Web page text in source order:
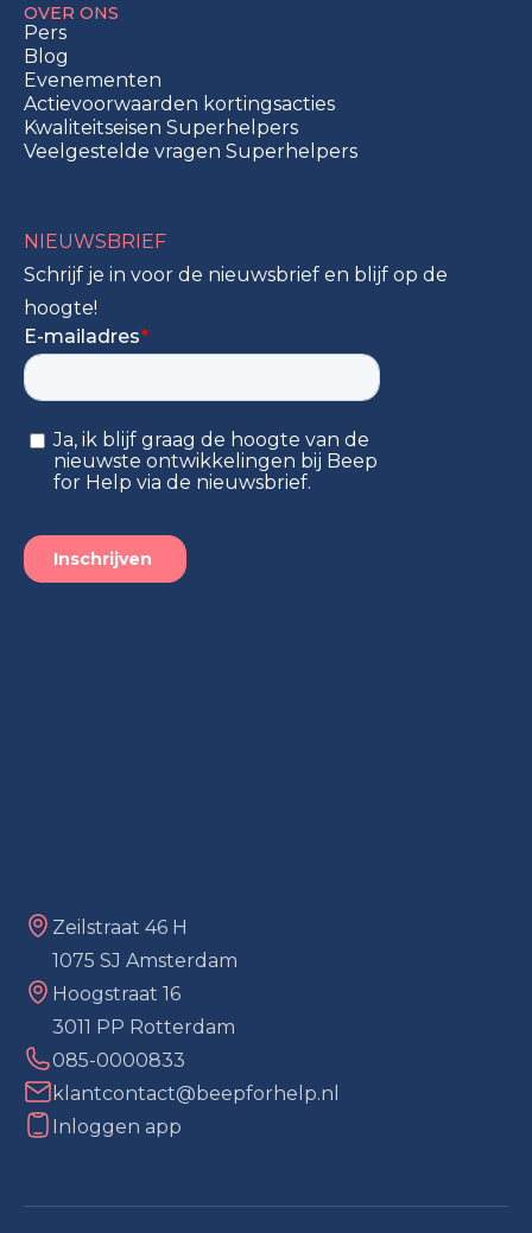
OVER ONS
Pers
Blog
Evenementen
Actievoorwaarden kortingsacties
Kwaliteitseisen Superhelpers
Veelgestelde vragen Superhelpers
Zeilstraat 46 H
1075 SJ Amsterdam
Hoogstraat 16
3011 PP Rotterdam
085-0000833
klantcontact@beepforhelp.nl
Inloggen app
NIEUWSBRIEF
Schrijf je in voor de nieuwsbrief en blijf op de
hoogte!